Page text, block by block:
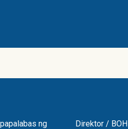
ng
Direktor / BOH